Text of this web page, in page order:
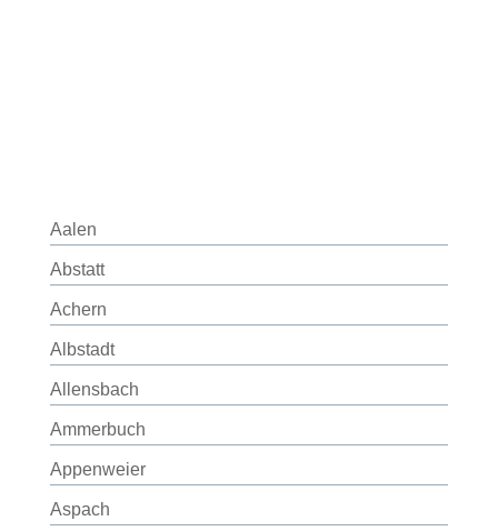
Aalen
Abstatt
Achern
Albstadt
Allensbach
Ammerbuch
Appenweier
Aspach